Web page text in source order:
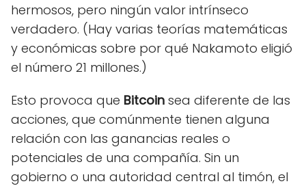
hermosos, pero ningún valor intrínseco
verdadero. (Hay varias teorías matemáticas
y económicas sobre por qué Nakamoto eligió
el número 21 millones.)
Esto provoca que Bitcoin sea diferente de las
acciones, que comúnmente tienen alguna
relación con las ganancias reales o
potenciales de una compañía. Sin un
gobierno o una autoridad central al timón, el